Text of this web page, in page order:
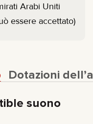
Arabi Uniti
essere accettato)
Dotazioni
suono